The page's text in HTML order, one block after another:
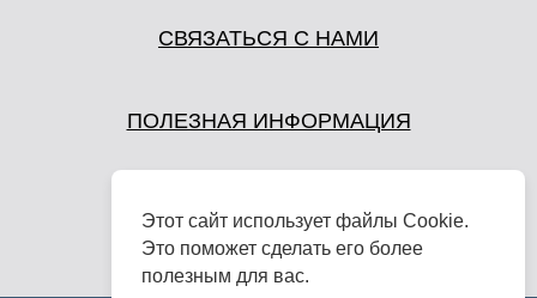
СВЯЗАТЬСЯ С НАМИ
ПОЛЕЗНАЯ ИНФОРМАЦИЯ
Этот сайт использует файлы Cookie.
Это поможет сделать его более
полезным для вас.